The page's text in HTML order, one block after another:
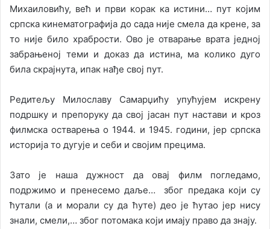
Михаиловићу, већ и први корак ка истини… пут којим
српска кинематографија до сада није смела да крене, за
то није било храбрости. Ово је отварање врата једној
забрањеној теми и доказ да истина, ма колико дуго
била скрајнута, ипак нађе свој пут.
Редитељу Милославу Самарџићу упућујем искрену
подршку и препоруку да свој јасан пут настави и кроз
филмска остварења о 1944. и 1945. години, јер српска
историја то дугује и себи и својим прецима.
Зато је наша дужност да овај филм погледамо,
подржимо и пренесемо даље… због предака који су
ћутали (а и морали су да ћуте) део је ћутао јер нису
знали, смели,… због потомака који имају право да знају.